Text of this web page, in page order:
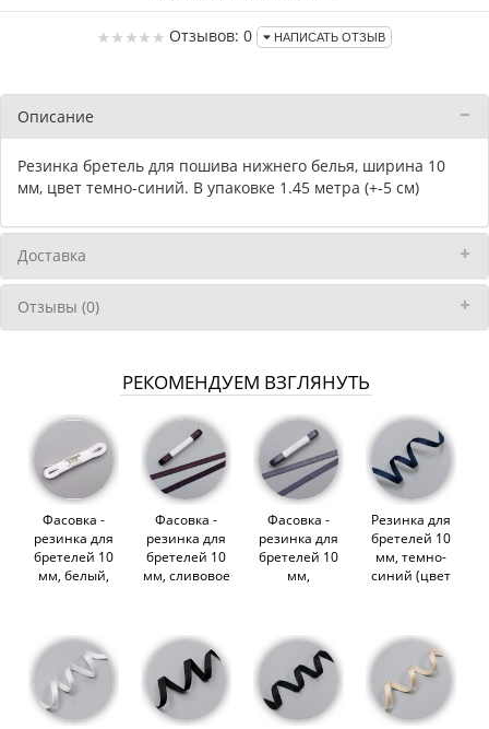
Отзывов: 0 НАПИСАТЬ ОТЗЫВ
Описание
Резинка бретель для пошива нижнего белья, ширина 10
мм, цвет темно-синий. В упаковке 1.45 метра (+-5 см)
Доставка
Отзывы (0)
РЕКОМЕНДУЕМ ВЗГЛЯНУТЬ
Фасовка -
резинка для
бретелей 10
мм, белый,
Фасовка -
резинка для
бретелей 10
мм, сливовое
Фасовка -
резинка для
бретелей 10
мм,
(012128)
Резинка для
бретелей 10
мм, темно-
синий (цвет